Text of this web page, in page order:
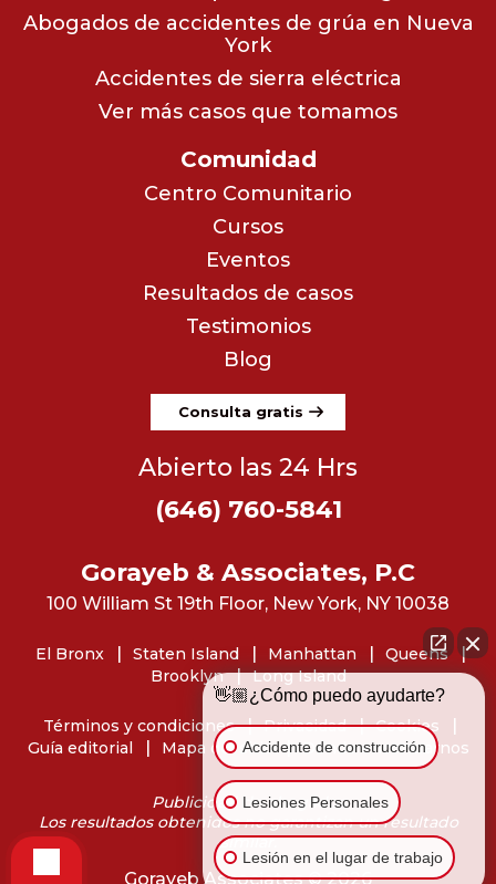
Abogados de accidentes de grúa en Nueva
York
Accidentes de sierra eléctrica
Ver más casos que tomamos
Comunidad
Centro Comunitario
Cursos
Eventos
Resultados de casos
Testimonios
Blog
Consulta gratis
Abierto las 24 Hrs
(646) 760-5841
Gorayeb & Associates, P.C
100 William St 19th Floor, New York, NY 10038
Publicidad de abogados
Los resultados obtenidos no garantizan un resultado
similar.
Gorayeb Associates © 2026
El Bronx Staten Island Manhattan
Queens
Brooklyn
Long Island
Términos y condiciones Privacidad
Cookies
Guía editorial
Mapa del sitio Dónde encontrarnos
👋🏼¿Cómo puedo ayudarte?
Accidente de construcción
Lesiones Personales
Lesión en el lugar de trabajo